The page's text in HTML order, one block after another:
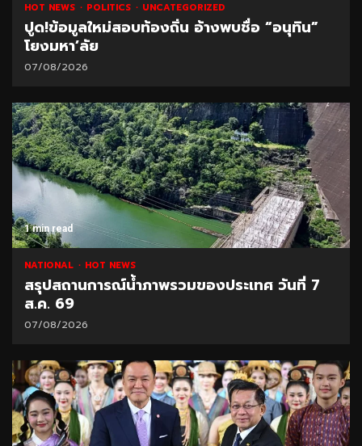
HOT NEWS POLITICS UNCATEGORIZED
ปูด!ข้อมูลใหม่สอบท้องถิ่น อ้างพบชื่อ “อนุทิน”
โยงมหา’ลัย
07/08/2026
1 min read
NATIONAL HOT NEWS
สรุปสถานการณ์น้ำภาพรวมของประเทศ วันที่ 7
ส.ค. 69
07/08/2026